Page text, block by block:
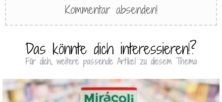
Das könnte dich interessieren!?
Für dich, weitere passende Artikel zu diesem Thema